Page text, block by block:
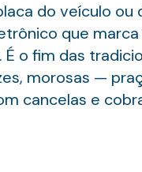
do veículo ou
que marca
É o fim das
morosas —
cancelas e